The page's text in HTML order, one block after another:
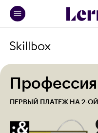
ПЕРВЫЙ ПЛАТЕЖ НА 2-